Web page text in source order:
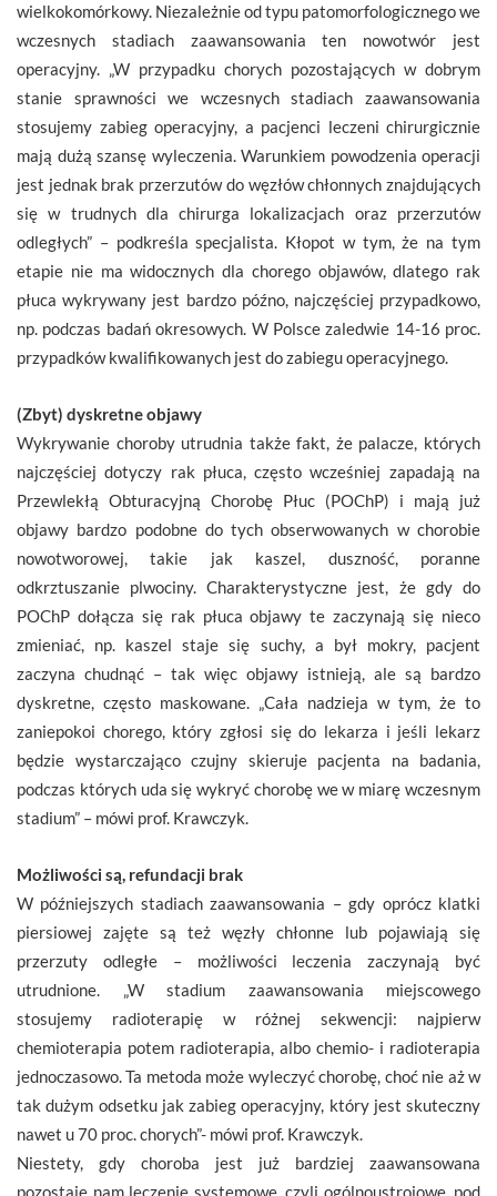
wielkokomórkowy. Niezależnie od typu patomorfologicznego we
wczesnych stadiach zaawansowania ten nowotwór jest
operacyjny. „W przypadku chorych pozostających w dobrym
stanie sprawności we wczesnych stadiach zaawansowania
stosujemy zabieg operacyjny, a pacjenci leczeni chirurgicznie
mają dużą szansę wyleczenia. Warunkiem powodzenia operacji
jest jednak brak przerzutów do węzłów chłonnych znajdujących
się w trudnych dla chirurga lokalizacjach oraz przerzutów
odległych” – podkreśla specjalista. Kłopot w tym, że na tym
etapie nie ma widocznych dla chorego objawów, dlatego rak
płuca wykrywany jest bardzo późno, najczęściej przypadkowo,
np. podczas badań okresowych. W Polsce zaledwie 14-16 proc.
przypadków kwalifikowanych jest do zabiegu operacyjnego.
(Zbyt) dyskretne objawy
Wykrywanie choroby utrudnia także fakt, że palacze, których
najczęściej dotyczy rak płuca, często wcześniej zapadają na
Przewlekłą Obturacyjną Chorobę Płuc (POChP) i mają już
objawy bardzo podobne do tych obserwowanych w chorobie
nowotworowej, takie jak kaszel, duszność, poranne
odkrztuszanie plwociny. Charakterystyczne jest, że gdy do
POChP dołącza się rak płuca objawy te zaczynają się nieco
zmieniać, np. kaszel staje się suchy, a był mokry, pacjent
zaczyna chudnąć – tak więc objawy istnieją, ale są bardzo
dyskretne, często maskowane. „Cała nadzieja w tym, że to
zaniepokoi chorego, który zgłosi się do lekarza i jeśli lekarz
będzie wystarczająco czujny skieruje pacjenta na badania,
podczas których uda się wykryć chorobę we w miarę wczesnym
stadium” – mówi prof. Krawczyk.
Możliwości są, refundacji brak
W późniejszych stadiach zaawansowania – gdy oprócz klatki
piersiowej zajęte są też węzły chłonne lub pojawiają się
przerzuty odległe – możliwości leczenia zaczynają być
utrudnione. „W stadium zaawansowania miejscowego
stosujemy radioterapię w różnej sekwencji: najpierw
chemioterapia potem radioterapia, albo chemio- i radioterapia
jednoczasowo. Ta metoda może wyleczyć chorobę, choć nie aż w
tak dużym odsetku jak zabieg operacyjny, który jest skuteczny
nawet u 70 proc. chorych”- mówi prof. Krawczyk.
Niestety, gdy choroba jest już bardziej zaawansowana
pozostaje nam leczenie systemowe, czyli ogólnoustrojowe, pod